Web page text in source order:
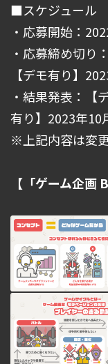
■スケジュール
・応募開始：
・応募締め切り
【デモ有り】
・結果発表：【
有り】2023年10
※上記内容は変
【「ゲーム企画